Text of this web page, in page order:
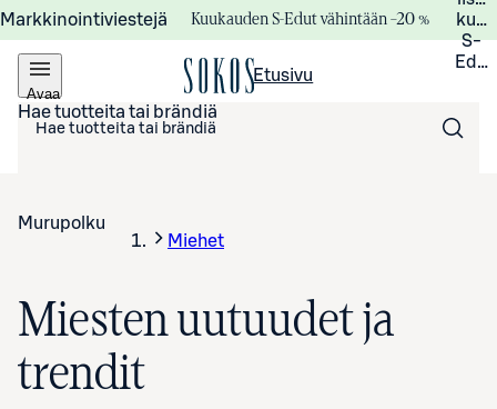
Markkinointiviestejä Kuukauden S-Edut vähintään –20 %
S-
Avaa
valikko
Etusivu
Hae tuotteita tai brändiä
Murupolku
Miehet
Miesten uutuudet ja
trendit